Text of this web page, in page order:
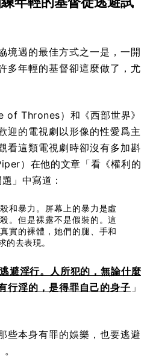
境遇的最佳方式之一是，一開
多年輕的基督卻這麼做了，尤
of Thrones）和《西部世界》
迎的電視劇以形像的性愛爲主
看這類電視劇時卻沒有多加斟
）在他的文章「看《權利的
」中寫道：
和暴力。屏幕上的暴力是虛
。但是裸露不是假裝的。這
實的裸體，她們的腿、手和
的去表現。
避淫行。人所犯的，無論什麼
行淫的，是得罪自己的身子 」
些本身有罪的娛樂，也要逃避